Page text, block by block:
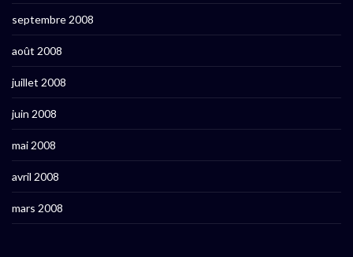
septembre 2008
août 2008
juillet 2008
juin 2008
mai 2008
avril 2008
mars 2008